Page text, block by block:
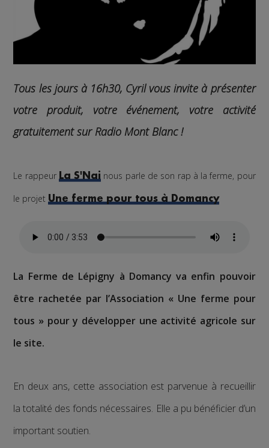
Tous les jours à 16h30, Cyril vous invite à présenter
votre produit, votre événement, votre activité
gratuitement sur Radio Mont Blanc !
Le rappeur La S'Nai nous parle de son rap à la ferme, pour
le projetUne ferme pour tous à Domancy
La Ferme de Lépigny à Domancy va enfin pouvoir
être rachetée par l’Association « Une ferme pour
tous » pour y développer une activité agricole sur
le site.
En deux ans, cette association est parvenue à recueillir
la totalité des fonds nécessaires. Elle a pu bénéficier d’un
important soutien.